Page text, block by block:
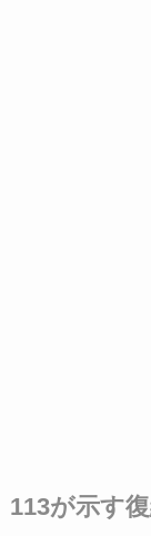
113が示す